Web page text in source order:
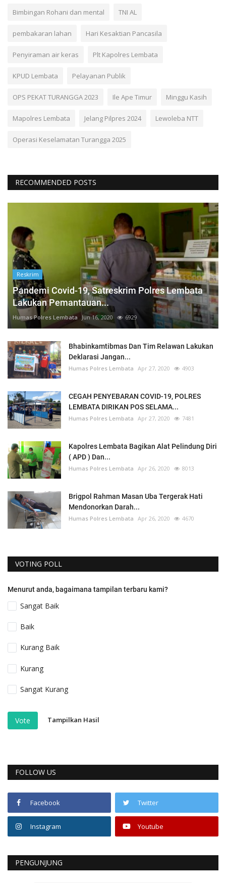
Bimbingan Rohani dan mental TNI AL
pembakaran lahan Hari Kesaktian Pancasila
Penyiraman air keras Plt Kapolres Lembata
KPUD Lembata Pelayanan Publik
OPS PEKAT TURANGGA 2023 Ile Ape Timur Minggu Kasih
Mapolres Lembata Jelang Pilpres 2024 Lewoleba NTT
Operasi Keselamatan Turangga 2025
RECOMMENDED POSTS
Reskrim
Pandemi Covid-19, Satreskrim Polres Lembata
Lakukan Pemantauan...
Humas Polres Lembata Jun 16, 2020 6929
Bhabinkamtibmas Dan Tim Relawan Lakukan
Deklarasi Jangan...
Humas Polres Lembata Apr 27, 2020 4903
CEGAH PENYEBARAN COVID-19, POLRES
LEMBATA DIRIKAN POS SELAMA...
Humas Polres Lembata Apr 27, 2020 7481
Kapolres Lembata Bagikan Alat Pelindung Diri
( APD ) Dan...
Humas Polres Lembata Apr 26, 2020 8013
Brigpol Rahman Masan Uba Tergerak Hati
Mendonorkan Darah...
Humas Polres Lembata Apr 26, 2020 4670
VOTING POLL
Menurut anda, bagaimana tampilan terbaru kami?
Sangat Baik
Baik
Kurang Baik
Kurang
Sangat Kurang
Vote Tampilkan Hasil
FOLLOW US
Facebook Twitter
Instagram Youtube
PENGUNJUNG